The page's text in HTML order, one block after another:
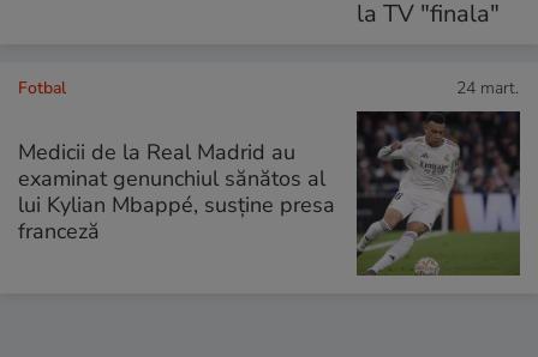
Fotbal 24 mart.
Medicii de la Real Madrid au
examinat genunchiul sănătos al
lui Kylian Mbappé, susține presa
franceză